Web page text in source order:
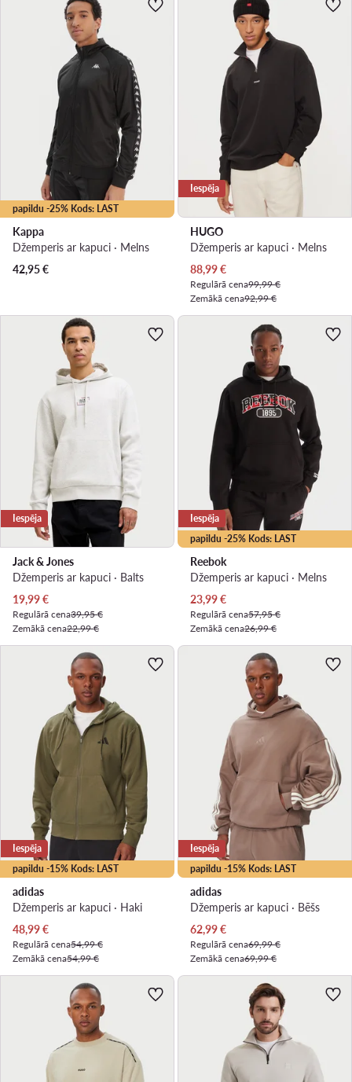
papildu -25% Kods: LAST
Kappa
Džemperis ar kapuci · Melns
42,95€
Iespēja
HUGO
Džemperis ar kapuci · Melns
Pašreizējā cena
88,99€
Regulārā cena99,99 €
Zemākā cena92,99 €
Iespēja
Jack & Jones
Džemperis ar kapuci · Balts
Pašreizējā cena
19,99€
Regulārā cena39,95 €
Zemākā cena22,99 €
papildu -25% Kods: LAST
Iespēja
Reebok
Džemperis ar kapuci · Melns
Pašreizējā cena
23,99€
Regulārā cena57,95 €
Zemākā cena26,99 €
papildu -15% Kods: LAST
Iespēja
adidas
Džemperis ar kapuci · Haki
Pašreizējā cena
48,99€
Regulārā cena54,99 €
Zemākā cena54,99 €
papildu -15% Kods: LAST
Iespēja
adidas
Džemperis ar kapuci · Bēšs
Pašreizējā cena
62,99€
Regulārā cena69,99 €
Zemākā cena69,99 €